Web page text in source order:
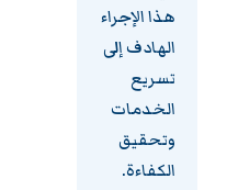
هذا الإجراء
الهادف إلى
تسريع
الخدمات
وتحقيق
الكفاءة.